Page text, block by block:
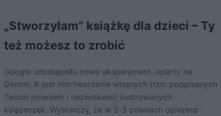
„Stworzyłam” książkę dla dzieci – Ty
też możesz to zrobić
Google udostępniło nowy eksperyment, oparty na
Gemini. A jest nim tworzenie własnych (tzn. podpisanych
Twoim imieniem i nazwiskiem) ilustrowanych
książeczek. Wystarczy, że w 2-3 zdaniach opiszesz